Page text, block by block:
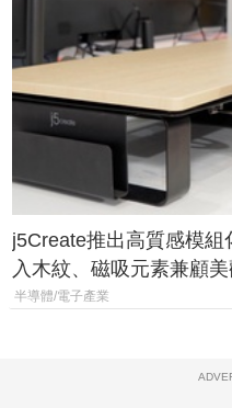
j5Create推出高質感模組
入木紋、磁吸元素兼顧
半導體/電子產業